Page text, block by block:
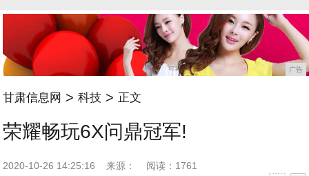
广告
甘肃信息网 > 科技 > 正文
荣耀畅玩6X问鼎冠军!
2020-10-26 14:25:16 来源：
阅读：1761